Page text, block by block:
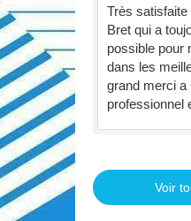
Très
Bret qui a
possible pour
dans les
grand merci a
professionnel
Voir